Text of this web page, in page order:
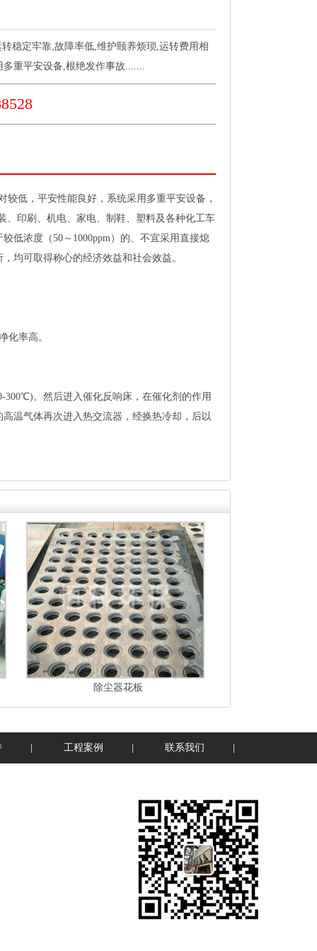
稳定牢靠,故障率低,维护颐养烦琐,运转费用相
重平安设备,根绝发作事故.......
低，平安性能良好，系统采用多重平安设备，
、印刷、机电、家电、制鞋、塑料及各种化工车
低浓度（50～1000ppm）的、不宜采用直接熄
均可取得称心的经济效益和社会效益。
化率高。
300℃)。然后进入催化反响床，在催化剂的作用
温气体再次进入热交流器，经换热冷却，后以
除尘器花板
工程案例 联系我们